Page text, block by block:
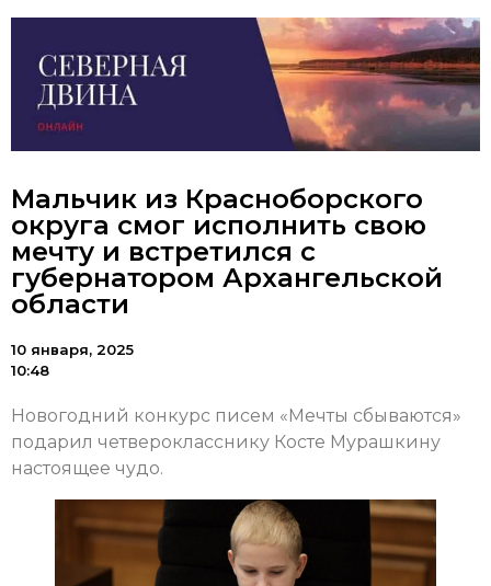
Мальчик из Красноборского
округа смог исполнить свою
мечту и встретился с
губернатором Архангельской
области
10 января, 2025
10:48
Новогодний конкурс писем «Мечты сбываются»
подарил четверокласснику Косте Мурашкину
настоящее чудо.